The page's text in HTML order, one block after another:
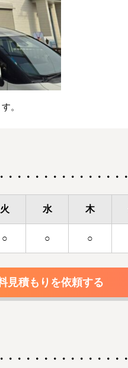
。
火 水 木
○ ○ ○
見積もりを依頼する